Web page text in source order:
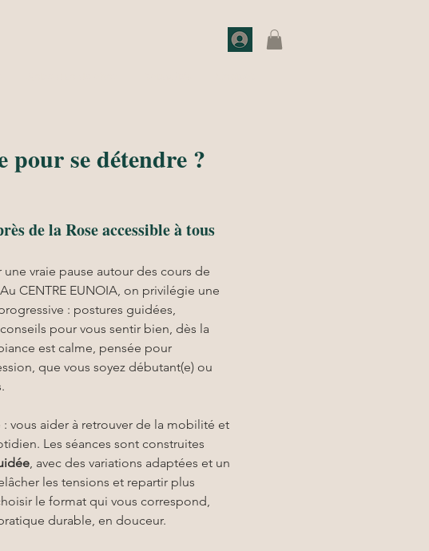
pour se détendre ?
de la Rose accessible à tous
vraie pause autour des cours de
CENTRE EUNOIA, on privilégie une
: postures guidées,
pour vous sentir bien, dès la
est calme, pensée pour
que vous soyez débutant(e) ou
vous aider à retrouver de la mobilité et
Les séances sont construites
, avec des variations adaptées et un
les tensions et repartir plus
le format qui vous correspond,
durable, en douceur.